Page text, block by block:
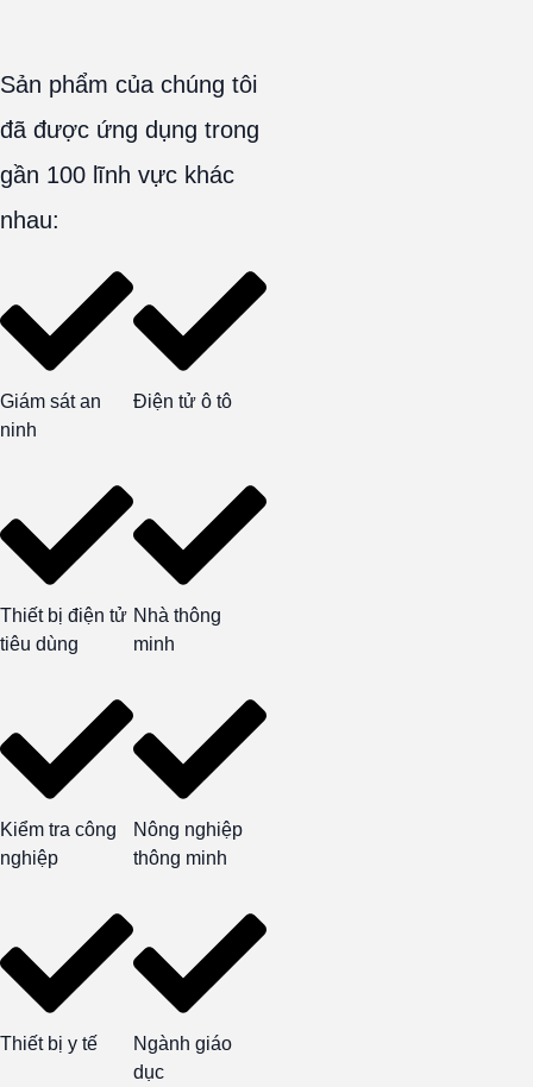
Sản phẩm của chúng tôi
đã được ứng dụng trong
gần 100 lĩnh vực khác
nhau:
Giám sát an
ninh
Điện tử ô tô
Thiết bị điện tử
tiêu dùng
Nhà thông
minh
Kiểm tra công
nghiệp
Nông nghiệp
thông minh
Thiết bị y tế
Ngành giáo
dục